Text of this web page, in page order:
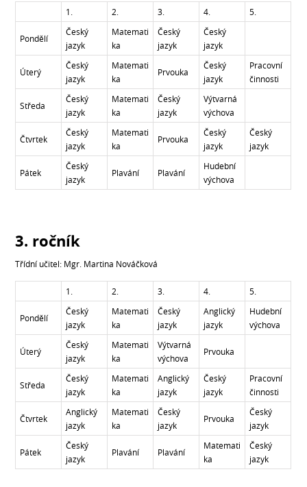
1. 2. 3. 4. 5.
Pondělí
Český
jazyk
Matemati
ka
Český
jazyk
Český
jazyk
Úterý
Český
jazyk
Matemati
ka
Prvouka
Český
jazyk
Pracovní
činnosti
Středa
Český
jazyk
Matemati
ka
Český
jazyk
Výtvarná
výchova
Čtvrtek
Český
jazyk
Matemati
ka
Prvouka
Český
jazyk
Český
jazyk
Pátek
Český
jazyk
Plavání Plavání
Hudební
výchova
3. ročník
Třídní učitel: Mgr. Martina Nováčková
1. 2. 3. 4. 5.
Pondělí
Český
jazyk
Matemati
ka
Český
jazyk
Anglický
jazyk
Hudební
výchova
Úterý
Český
jazyk
Matemati
ka
Výtvarná
výchova
Prvouka
Středa
Český
jazyk
Matemati
ka
Anglický
jazyk
Český
jazyk
Pracovní
činnosti
Čtvrtek
Anglický
jazyk
Matemati
ka
Český
jazyk
Prvouka
Český
jazyk
Pátek
Český
jazyk
Plavání Plavání
Matemati
ka
Český
jazyk